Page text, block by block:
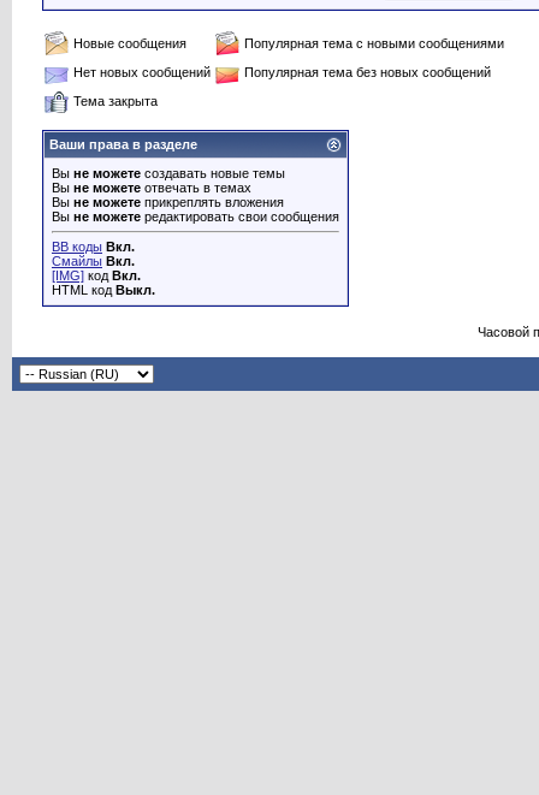
Новые сообщения
Популярная тема с новыми сообщениями
Нет новых сообщений
Популярная тема без новых сообщений
Тема закрыта
Ваши права в разделе
Вы не можете создавать новые темы
Вы не можете отвечать в темах
Вы не можете прикреплять вложения
Вы не можете редактировать свои сообщения
BB коды Вкл.
Смайлы Вкл.
[IMG] код Вкл.
HTML код Выкл.
Часовой